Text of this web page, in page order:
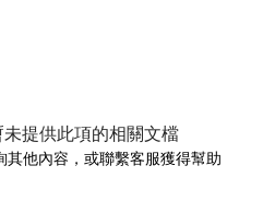
提供此項的相關文檔
其他內容，或聯繫客服獲得幫助